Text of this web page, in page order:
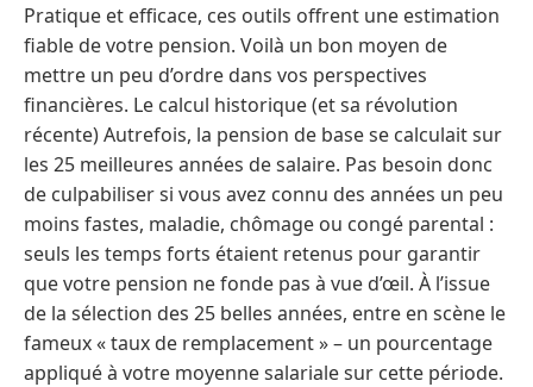
Pratique et efficace, ces outils offrent une estimation
fiable de votre pension. Voilà un bon moyen de
mettre un peu d’ordre dans vos perspectives
financières. Le calcul historique (et sa révolution
récente) Autrefois, la pension de base se calculait sur
les 25 meilleures années de salaire. Pas besoin donc
de culpabiliser si vous avez connu des années un peu
moins fastes, maladie, chômage ou congé parental :
seuls les temps forts étaient retenus pour garantir
que votre pension ne fonde pas à vue d’œil. À l’issue
de la sélection des 25 belles années, entre en scène le
fameux « taux de remplacement » – un pourcentage
appliqué à votre moyenne salariale sur cette période.